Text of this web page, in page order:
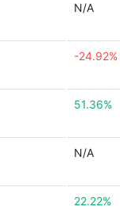
N/A
-24.92%
51.36%
N/A
22.22%